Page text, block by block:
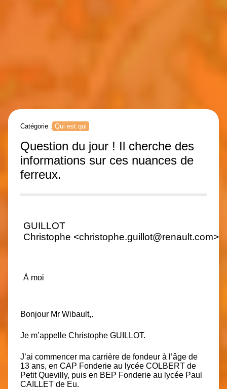
Catégorie : Qui est qui
Question du jour ! Il cherche des
informations sur ces nuances de
ferreux.
GUILLOT
Christophe <christophe.guillot@renault.com>
À moi
Bonjour Mr Wibault,.
Je m’appelle Christophe GUILLOT.
J’ai commencer ma carrière de fondeur à l’âge de
13 ans, en CAP Fonderie au lycée COLBERT de
Petit Quevilly, puis en BEP Fonderie au lycée Paul
CAILLET de Eu.